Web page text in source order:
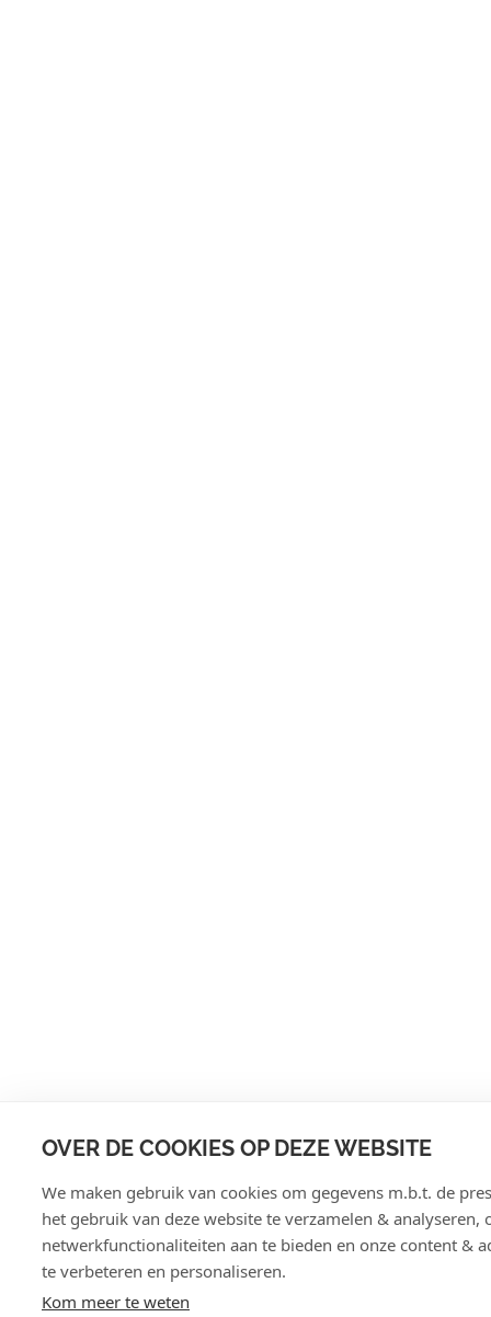
OVER DE COOKIES OP DEZE WEBSITE
We maken gebruik van cookies om gegevens m.b.t. de
het gebruik van deze website te verzamelen & analyseren,
netwerkfunctionaliteiten aan te bieden en onze content &
te verbeteren en personaliseren.
Kom meer te weten